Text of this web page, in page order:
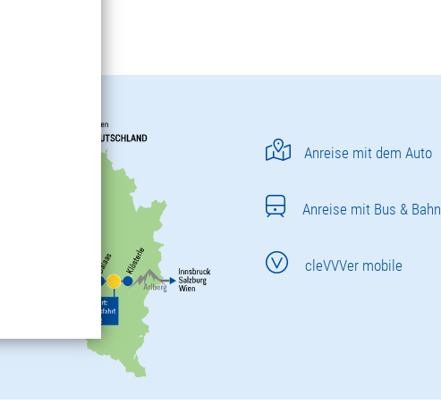
Anreise mit dem Auto
Anreise mit Bus & Bahn
cleVVVer mobile